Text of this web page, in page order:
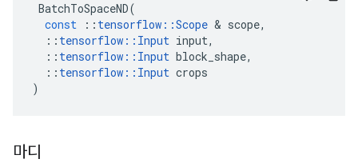
BatchToSpaceND(
const
:: tensorflow ::Scope & scope,
:: tensorflow :: Input input,
:: tensorflow :: Input block_shape,
:: tensorflow :: Input crops
)
마디